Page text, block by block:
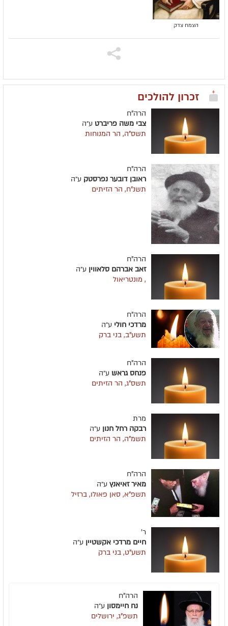
הצמח צדק
זכרון להולכים
הרה"ח
צבי משה פריברט ע״ה
תשס"ה, הר המנוחות
הרה"ח
ראובן דובער נפרסטק ע״ה
תשנ"ח, הר הזיתים
הרה"ח
זאב אברהם סלאווין ע״ה
, מונטריאול
הרה"ח
מרדכי חולי ע״ה
תשע"ב, בני ברק
הרה"ח
פנחס גראש ע״ה
תשס"ג, הר הזיתים
מרת
רבקה רחל חנון ע״ה
תשמ"ה, הר הזיתים
הרה"ח
מאיר זאיאנץ ע״ה
תשפ"א, סאן פאולו, ברזיל
ר'
חיים מרדכי אקשטיין ע״ה
תשע"ט, בני ברק
הרה"ח
נח חיימסון ע״ה
תשפ"ג, ירושלים